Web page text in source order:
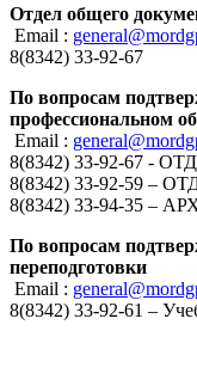
Отдел общего
Email :
8(8342) 33-92-67
По вопросам
профессиональном
Email :
8(8342) 33-92-67 -
8(8342) 33-92-59 –
8(8342) 33-94-35 –
По вопросам
переподготовки
Email :
8(8342) 33-92-61 –